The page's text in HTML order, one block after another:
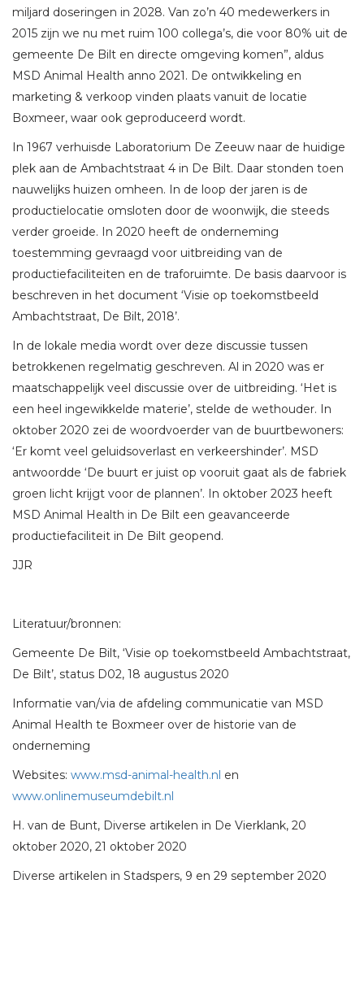
miljard doseringen in 2028. Van zo’n 40 medewerkers in
2015 zijn we nu met ruim 100 collega’s, die voor 80% uit de
gemeente De Bilt en directe omgeving komen”, aldus
MSD Animal Health anno 2021. De ontwikkeling en
marketing & verkoop vinden plaats vanuit de locatie
Boxmeer, waar ook geproduceerd wordt.
In 1967 verhuisde Laboratorium De Zeeuw naar de huidige
plek aan de Ambachtstraat 4 in De Bilt. Daar stonden toen
nauwelijks huizen omheen. In de loop der jaren is de
productielocatie omsloten door de woonwijk, die steeds
verder groeide. In 2020 heeft de onderneming
toestemming gevraagd voor uitbreiding van de
productiefaciliteiten en de traforuimte. De basis daarvoor is
beschreven in het document ‘Visie op toekomstbeeld
Ambachtstraat, De Bilt, 2018’.
In de lokale media wordt over deze discussie tussen
betrokkenen regelmatig geschreven. Al in 2020 was er
maatschappelijk veel discussie over de uitbreiding. ‘Het is
een heel ingewikkelde materie’, stelde de wethouder. In
oktober 2020 zei de woordvoerder van de buurtbewoners:
‘Er komt veel geluidsoverlast en verkeershinder’. MSD
antwoordde ‘De buurt er juist op vooruit gaat als de fabriek
groen licht krijgt voor de plannen’. In oktober 2023 heeft
MSD Animal Health in De Bilt een geavanceerde
productiefaciliteit in De Bilt geopend.
JJR
Literatuur/bronnen:
Gemeente De Bilt, ‘Visie op toekomstbeeld Ambachtstraat,
De Bilt’, status D02, 18 augustus 2020
Informatie van/via de afdeling communicatie van MSD
Animal Health te Boxmeer over de historie van de
onderneming
Websites: www.msd-animal-health.nl en
www.onlinemuseumdebilt.nl
H. van de Bunt, Diverse artikelen in De Vierklank, 20
oktober 2020, 21 oktober 2020
Diverse artikelen in Stadspers, 9 en 29 september 2020